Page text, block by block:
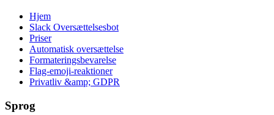
Hjem
Slack Oversættelsesbot
Priser
Automatisk oversættelse
Formateringsbevarelse
Flag-emoji-reaktioner
Privatliv &amp; GDPR
Sprog